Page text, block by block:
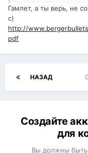
Гамлет, а ты верь, не
с)
http://
pdf
НАЗАД
Создайте
для
Вы должны быть